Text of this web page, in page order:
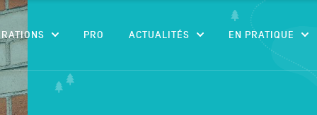
PRO ACTUALITÉS EN PRATIQUE